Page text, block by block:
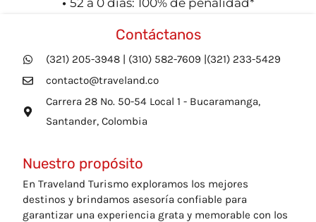
• 52 a 0 días: 100% de penalidad*
Contáctanos
(321) 205-3948 | (310) 582-7609 |(321) 233-5429
contacto@traveland.co
Carrera 28 No. 50-54 Local 1 - Bucaramanga,
Santander, Colombia
Nuestro propósito
En Traveland Turismo exploramos los mejores
destinos y brindamos asesoría confiable para
garantizar una experiencia grata y memorable con los